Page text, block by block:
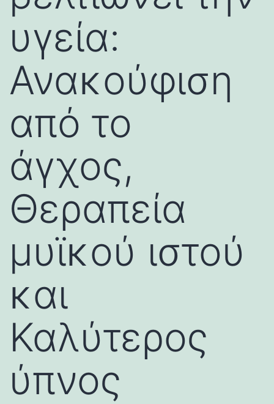
υγεία:
Ανακούφιση
από το
άγχος,
Θεραπεία
μυϊκού ιστού
και
Καλύτερος
ύπνος